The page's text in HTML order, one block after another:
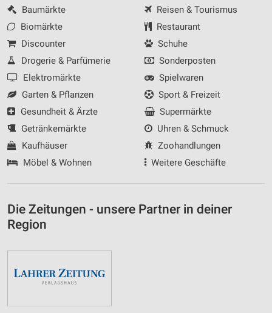
Baumärkte
Biomärkte
Discounter
Drogerie & Parfümerie
Elektromärkte
Garten & Pflanzen
Gesundheit & Ärzte
Getränkemärkte
Kaufhäuser
Möbel & Wohnen
Reisen & Tourismus
Restaurant
Schuhe
Sonderposten
Spielwaren
Sport & Freizeit
Supermärkte
Uhren & Schmuck
Zoohandlungen
Weitere Geschäfte
Die Zeitungen - unsere Partner in deiner
Region